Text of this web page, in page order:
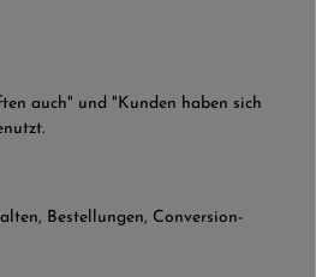
auch" und "Kunden haben sich
Bestellungen, Conversion-